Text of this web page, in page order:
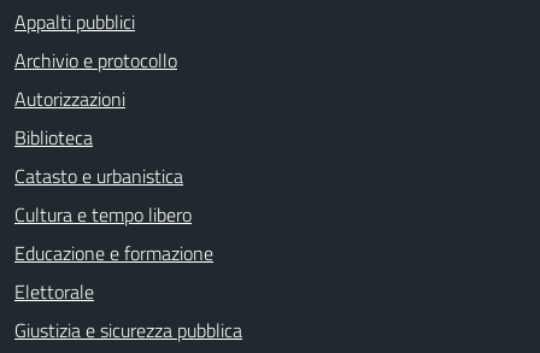
Appalti pubblici
Archivio e protocollo
Autorizzazioni
Biblioteca
Catasto e urbanistica
Cultura e tempo libero
Educazione e formazione
Elettorale
Giustizia e sicurezza pubblica